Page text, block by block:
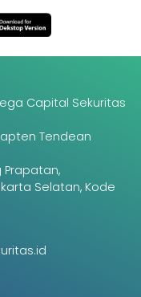
Capital Sekuritas
Tendean
Prapatan,
Selatan, Kode